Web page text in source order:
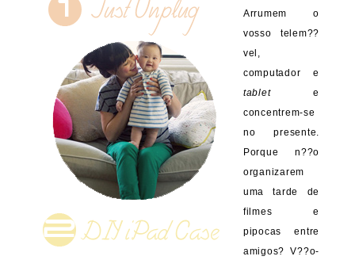
Arrumem o
vosso telem??
vel,
computador e
tablete
concentrem-se
no presente.
Porque n??o
organizarem
uma tarde de
filmes e
pipocas entre
amigos? V??o-